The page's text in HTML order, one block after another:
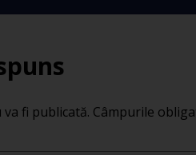
fi publicată. Câmpurile